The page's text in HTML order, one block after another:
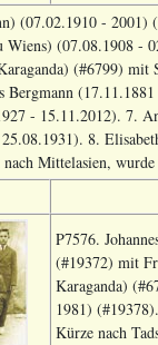
(07.02.1910 -
Wiens) (07.08.1908 -
(#6799)
Bergmann
- 15.11.2012). 7.
8.
nach Mittelasien,
P7576.
(#19372) mit
Karaganda)
1981)
Kürze nach